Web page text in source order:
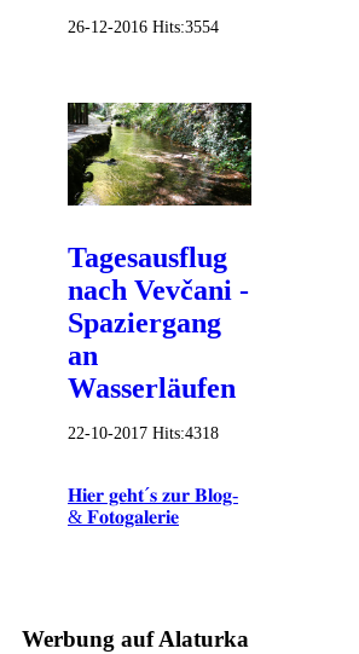
26-12-2016 Hits:3554
Tagesausflug
nach Vevčani -
Spaziergang
an
Wasserläufen
22-10-2017 Hits:4318
𝐇𝐢𝐞𝐫 𝐠𝐞𝐡𝐭´𝐬 𝐳𝐮𝐫 𝐁𝐥𝐨𝐠-
& 𝐅𝐨𝐭𝐨𝐠𝐚𝐥𝐞𝐫𝐢𝐞
Werbung auf Alaturka